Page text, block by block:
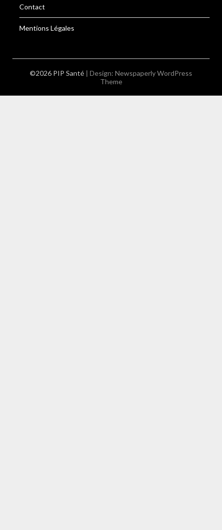
Contact
Mentions Légales
©2026 PIP Santé | Design: Newspaperly WordPress
Theme